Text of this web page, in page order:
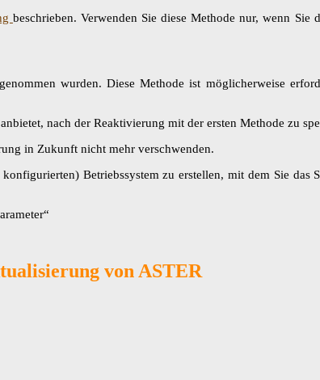
beschrieben. Verwenden Sie diese Methode nur, wenn Sie
wurden. Diese Methode ist möglicherweise
nach der Reaktivierung mit der ersten Methode zu
in Zukunft nicht mehr verschwenden.
Betriebssystem zu erstellen, mit dem Sie das
von ASTER